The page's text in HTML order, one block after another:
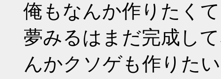
俺もなんか作りたく
夢みるはまだ完成し
んかクソゲも作りた